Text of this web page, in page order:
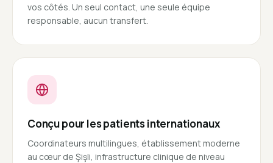
vos côtés. Un seul contact, une seule équipe
responsable, aucun transfert.
Conçu pour les patients internationaux
Coordinateurs multilingues, établissement moderne
au cœur de Şişli, infrastructure clinique de niveau